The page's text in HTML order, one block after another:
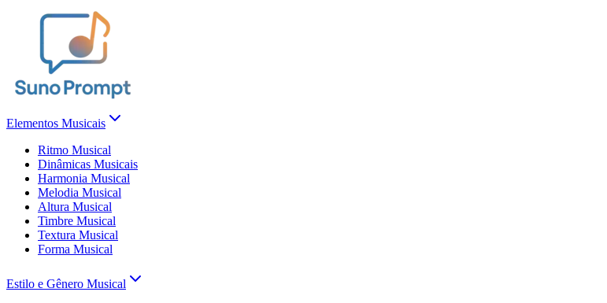
Elementos Musicais
Ritmo Musical
Dinâmicas Musicais
Harmonia Musical
Melodia Musical
Altura Musical
Timbre Musical
Textura Musical
Forma Musical
Estilo e Gênero Musical